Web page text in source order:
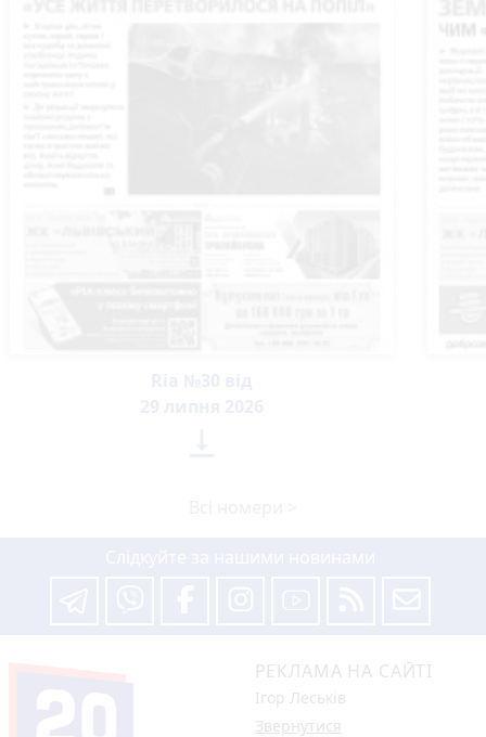
РЕКЛАМА НА САЙТІ
Ігор Леськів
Звернутися